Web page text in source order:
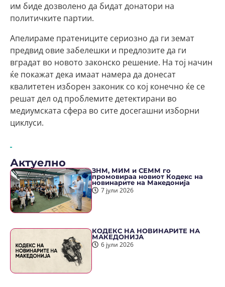
им биде дозволено да бидат донатори на
политичките партии.
Апелираме пратениците сериозно да ги земат
предвид овие забелешки и предлозите да ги
вградат во новото законско решение. На тој начин
ќе покажат дека имаат намера да донесат
квалитетен изборен законик со кој конечно ќе се
решат дел од проблемите детектирани во
медиумската сфера во сите досегашни изборни
циклуси.
Актуелно
ЗНМ, МИМ и СЕММ го
промовираа новиот Кодекс на
новинарите на Македонија
7 јули 2026
КОДЕКС НА НОВИНАРИТЕ НА
МАКЕДОНИЈА
6 јули 2026